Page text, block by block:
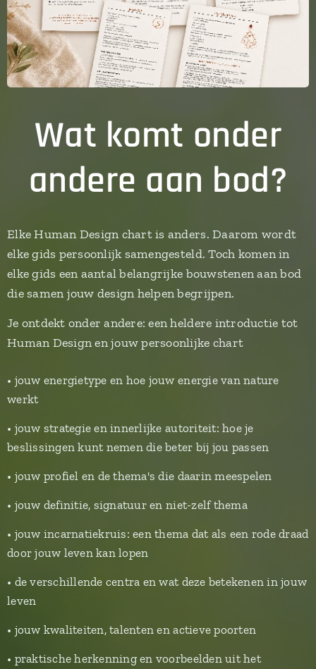
Wat komt onder
andere aan bod?
Elke Human Design chart is anders. Daarom wordt
elke gids persoonlijk samengesteld. Toch komen in
elke gids een aantal belangrijke bouwstenen aan bod
die samen jouw design helpen begrijpen.
Je ontdekt onder andere: een heldere introductie tot
Human Design en jouw persoonlijke chart
• jouw energietype en hoe jouw energie van nature
werkt
• jouw strategie en innerlijke autoriteit: hoe je
beslissingen kunt nemen die beter bij jou passen
• jouw profiel en de thema's die daarin meespelen
• jouw definitie, signatuur en niet-zelf thema
• jouw incarnatiekruis: een thema dat als een rode draad
door jouw leven kan lopen
• de verschillende centra en wat deze betekenen in jouw
leven
• jouw kwaliteiten, talenten en actieve poorten
• praktische herkenning en voorbeelden uit het